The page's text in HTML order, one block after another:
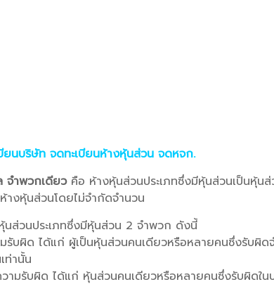
ยนบริษัท จดทะเบียนห้างหุ้นส่วน จดหจก.
ำพวกเดียวคือ ห้างหุ้นส่วนประเภทซึ่งมีหุ้นส่วนเป็นหุ้น
งหุ้นส่วนโดยไม่จำกัดจำนวน
นส่วนประเภทซึ่งมีหุ้นส่วน 2 จำพวก ดังนี้
รับผิด ได้แก่ ผู้เป็นหุ้นส่วนคนเดียวหรือหลายคนซึ่งรับผิ
ท่านั้น
ามรับผิด ได้แก่ หุ้นส่วนคนเดียวหรือหลายคนซึ่งรับผิดใ